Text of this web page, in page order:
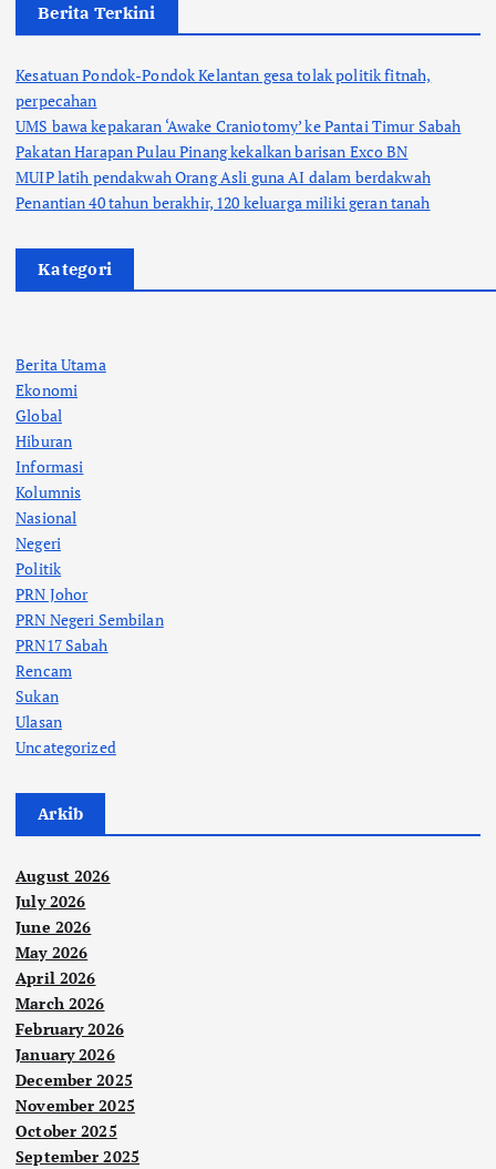
Berita Terkini
Kesatuan Pondok-Pondok Kelantan gesa tolak politik fitnah,
perpecahan
UMS bawa kepakaran ‘Awake Craniotomy’ ke Pantai Timur Sabah
Pakatan Harapan Pulau Pinang kekalkan barisan Exco BN
MUIP latih pendakwah Orang Asli guna AI dalam berdakwah
Penantian 40 tahun berakhir, 120 keluarga miliki geran tanah
Kategori
Berita Utama
Ekonomi
Global
Hiburan
Informasi
Kolumnis
Nasional
Negeri
Politik
PRN Johor
PRN Negeri Sembilan
PRN17 Sabah
Rencam
Sukan
Ulasan
Uncategorized
Arkib
August 2026
July 2026
June 2026
May 2026
April 2026
March 2026
February 2026
January 2026
December 2025
November 2025
October 2025
September 2025